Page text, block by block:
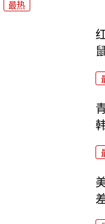
最热